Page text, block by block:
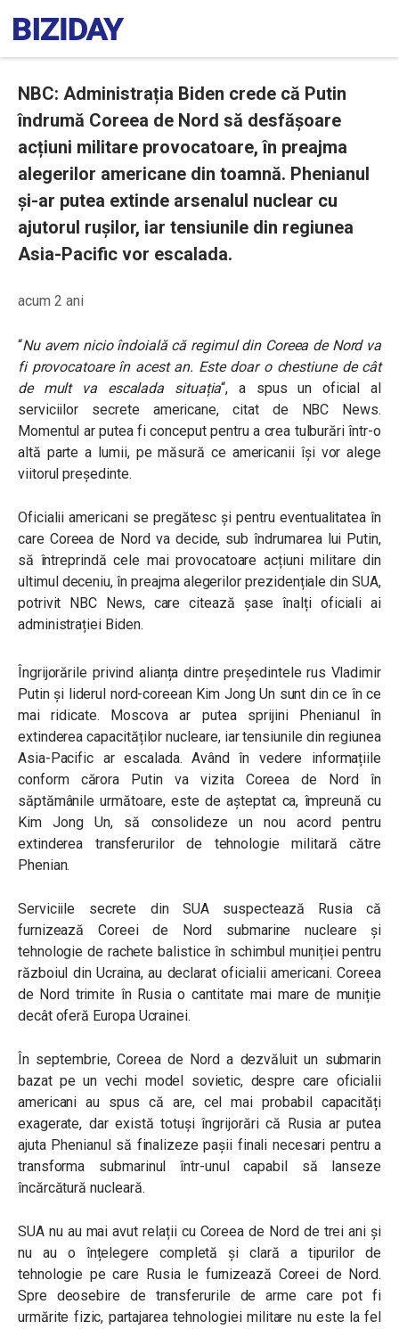
NBC: Administrația Biden crede că Putin
îndrumă Coreea de Nord să desfășoare
acțiuni militare provocatoare, în preajma
alegerilor americane din toamnă. Phenianul
și-ar putea extinde arsenalul nuclear cu
ajutorul rușilor, iar tensiunile din regiunea
Asia-Pacific vor escalada.
acum 2 ani
“Nu avem nicio îndoială că regimul din Coreea de Nord va
fi provocatoare în acest an. Este doar o chestiune de cât
de mult va escalada situația“, a spus un oficial al
serviciilor secrete americane, citat de NBC News.
Momentul ar putea fi conceput pentru a crea tulburări într-o
altă parte a lumii, pe măsură ce americanii își vor alege
viitorul președinte.
Oficialii americani se pregătesc și pentru eventualitatea în
care Coreea de Nord va decide, sub îndrumarea lui Putin,
să întreprindă cele mai provocatoare acțiuni militare din
ultimul deceniu, în preajma alegerilor prezidențiale din SUA,
potrivit NBC News, care citează șase înalți oficiali ai
administrației Biden.
Îngrijorările privind alianța dintre președintele rus Vladimir
Putin și liderul nord-coreean Kim Jong Un sunt din ce în ce
mai ridicate. Moscova ar putea sprijini Phenianul în
extinderea capacităților nucleare, iar tensiunile din regiunea
Asia-Pacific ar escalada.Având în vedere informațiile
conform cărora Putin va vizita Coreea de Nord în
săptămânile următoare, este de așteptat ca, împreună cu
Kim Jong Un, să consolideze un nou acord pentru
extinderea transferurilor de tehnologie militară către
Phenian.
Serviciile secrete din SUA suspectează Rusia că
furnizează Coreei de Nord submarine nucleare și
tehnologie de rachete balistice în schimbul muniției pentru
războiul din Ucraina, au declarat oficialii americani. Coreea
de Nord trimite în Rusia o cantitate mai mare de muniție
decât oferă Europa Ucrainei.
În septembrie, Coreea de Nord a dezvăluit un submarin
bazat pe un vechi model sovietic, despre care oficialii
americani au spus că are, cel mai probabil capacități
exagerate, dar există totuși îngrijorări că Rusia ar putea
ajuta Phenianul să finalizeze pașii finali necesari pentru a
transforma submarinul într-unul capabil să lanseze
încărcătură nucleară.
SUA nu au mai avut relații cu Coreea de Nord de trei ani și
nu au o înțelegere completă și clară a tipurilor de
tehnologie pe care Rusia le furnizează Coreei de Nord.
Spre deosebire de transferurile de arme care pot fi
urmărite fizic, partajarea tehnologiei militare nu este la fel